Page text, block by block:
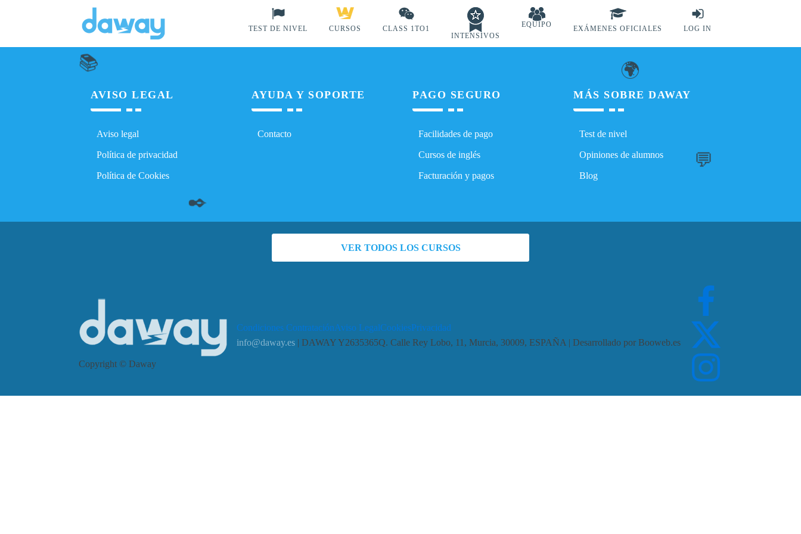
TEST DE NIVEL CURSOS
CLASS 1TO1
INTENSIVOS
EQUIPO EXÁMENES OFICIALES LOG IN
📚
💬
✒️
🌍
AVISO LEGAL
Aviso legal
Política de privacidad
Política de Cookies
AYUDA Y SOPORTE
Contacto
PAGO SEGURO
Facilidades de pago
Cursos de inglés
Facturación y pagos
MÁS SOBRE DAWAY
Test de nivel
Opiniones de alumnos
Blog
VER TODOS LOS CURSOS
Copyright © Daway
Condiciones ContrataciónAviso LegalCookiesPrivacidad
info@daway.es | DAWAY Y2635365Q. Calle Rey Lobo, 11, Murcia, 30009, ESPAÑA | Desarrollado por Booweb.es